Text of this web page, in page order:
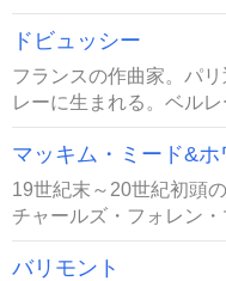
ドビュッシー
フランスの作曲家。パ
レーに生まれる。ベル
マッキム・ミード&ホ
19世紀末～20世紀初頭
チャールズ・フォレン・
バリモント